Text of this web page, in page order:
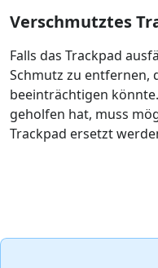
Verschmutztes
Falls das Trackpad
Schmutz zu entfernen,
beeinträchtigen
geholfen hat, muss
Trackpad ersetzt